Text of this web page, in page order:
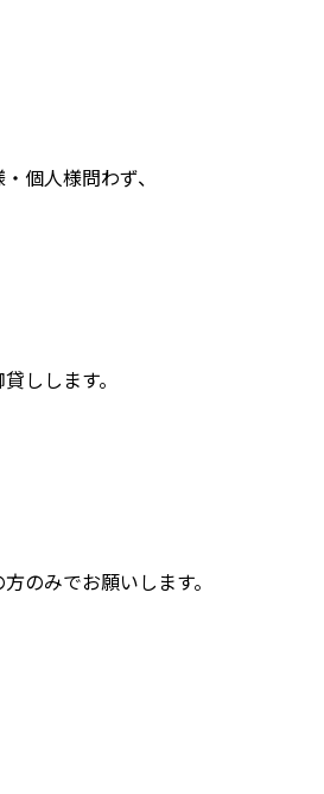
個人様問わず、
しします。
のみでお願いします。